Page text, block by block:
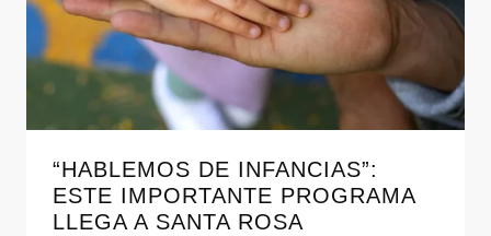
“HABLEMOS DE INFANCIAS”:
ESTE IMPORTANTE PROGRAMA
LLEGA A SANTA ROSA